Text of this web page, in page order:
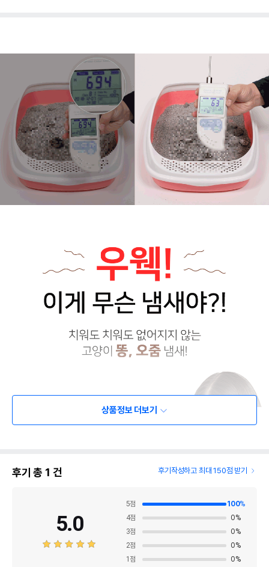
상품정보 더보기
후기 총 1 건 후기작성하고 최대 150점 받기
5.0
5점 100%
4점 0%
3점 0%
2점 0%
1 점 0%